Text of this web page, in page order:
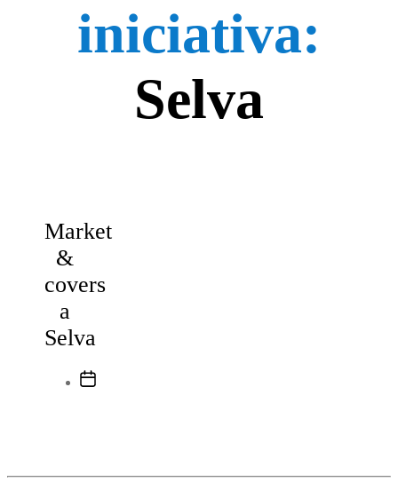
iniciativa:
Selva
Market
&
covers
a
Selva
Data